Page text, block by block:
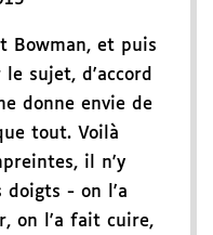
Bowman, et puis
le sujet, d'accord
donne envie de
tout. Voilà
il n'y
doigts - on l'a
on l'a fait cuire,